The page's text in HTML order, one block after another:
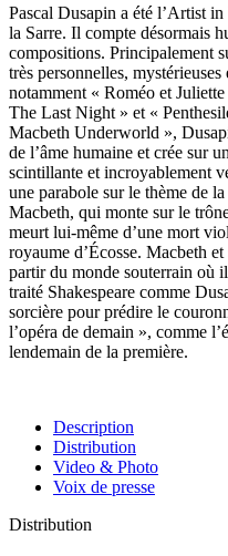
Pascal Dusapin a été l’Artist
la Sarre. Il compte désormais
compositions. Principalement
très personnelles,
notamment « Roméo et
The Last Night » et «
Macbeth Underworld »,
de l’âme humaine et crée sur
scintillante et incroyablement
une parabole sur le thème de
Macbeth, qui monte sur le
meurt lui-même d’une mort
royaume d’Écosse. Macbeth
partir du monde souterrain où
traité Shakespeare comme
sorcière pour prédire le
l’opéra de demain », comme
lendemain de la première.
Description
Distribution
Video & Photo
Voix de presse
Distribution